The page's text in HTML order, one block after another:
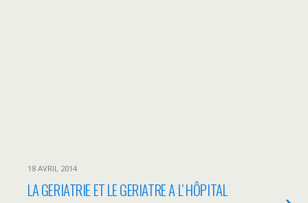
18 AVRIL 2014
LA GERIATRIE ET LE GERIATRE A L’ HÔPITAL